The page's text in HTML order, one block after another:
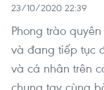
23/10/2020 22:39
Phong trào
và đang tiếp tục
và cá nhân trên